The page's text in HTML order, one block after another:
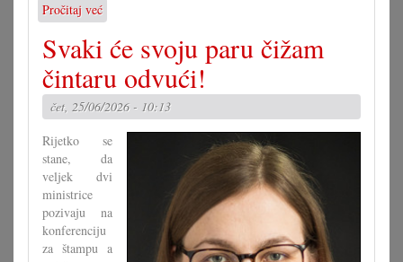
Pročitaj već
Prijateljstvo
narodov
Svaki će svoju paru čižam
čintaru odvući!
čet, 25/06/2026 - 10:13
Rijetko se
stane, da
veljek dvi
ministrice
pozivaju na
konferenciju
za štampu a